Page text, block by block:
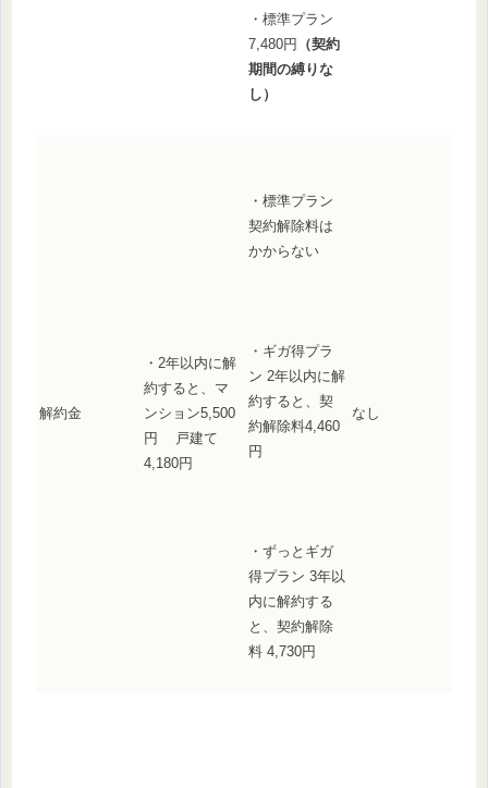
・標準プラン
7,480円
（契約
期間の縛りな
し）
解約金
・2年以内に解
約すると、マ
ンション5,500
円 戸建て
4,180円
・標準プラン
契約解除料は
かからない
・ギガ得プラ
ン 2年以内に解
約すると、契
約解除料4,460
円
・ずっとギガ
得プラン 3年以
内に解約する
と、契約解除
料 4,730円
なし